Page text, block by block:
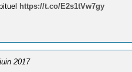
https://t.co/E2s1tVw7gy
2017